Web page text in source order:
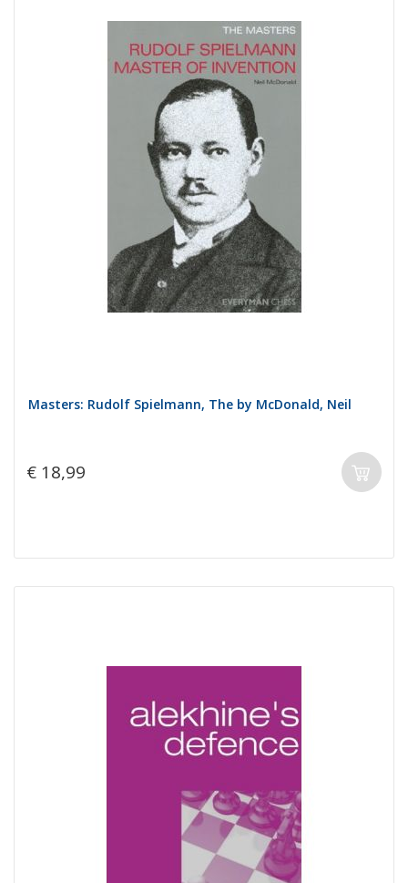
Masters: Rudolf Spielmann, The by McDonald, Neil
€ 18,99